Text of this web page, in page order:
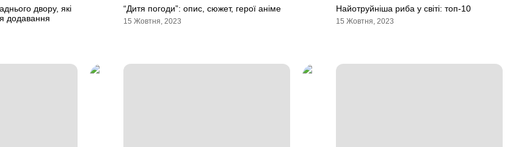
двору, які
додавання
“Дитя погоди”: опис, сюжет, герої аніме
15 Жовтня, 2023
Найотруйніша риба у світі: топ-10
15 Жовтня, 2023